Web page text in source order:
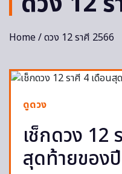
Home/ ดวง 12 ราศี 2566
ดูดวง
เช็กดวง 12
สุดท้ายของ